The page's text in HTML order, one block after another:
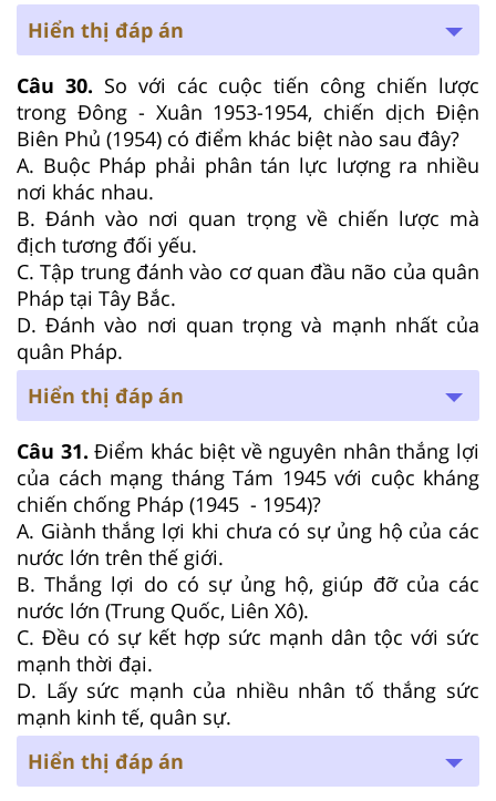
Hiển thị đáp án
Câu 30. So với các cuộc tiến công chiến lược
trong Đông - Xuân 1953-1954, chiến dịch Điện
Biên Phủ (1954) có điểm khác biệt nào sau đây?
A. Buộc Pháp phải phân tán lực lượng ra nhiều
nơi khác nhau.
B. Đánh vào nơi quan trọng về chiến lược mà
địch tương đối yếu.
C. Tập trung đánh vào cơ quan đầu não của quân
Pháp tại Tây Bắc.
D. Đánh vào nơi quan trọng và mạnh nhất của
quân Pháp.
Hiển thị đáp án
Câu 31.Điểm khác biệt về nguyên nhân thắng lợi
của cách mạng tháng Tám 1945 với cuộc kháng
chiến chống Pháp (1945 - 1954)?
A. Giành thắng lợi khi chưa có sự ủng hộ của các
nước lớn trên thế giới.
B. Thắng lợi do có sự ủng hộ, giúp đỡ của các
nước lớn (Trung Quốc, Liên Xô).
C. Đều có sự kết hợp sức mạnh dân tộc với sức
mạnh thời đại.
D. Lấy sức mạnh của nhiều nhân tố thắng sức
mạnh kinh tế, quân sự.
Hiển thị đáp án